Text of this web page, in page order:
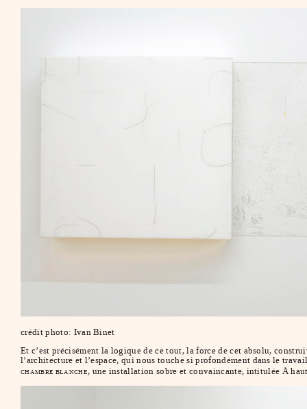
crédit photo: Ivan Binet
Et c’est précisément la logique de ce tout, la force de cet absolu,
l’architecture et l’espace, qui nous touche si profondément dans le
CHAMBRE BLANCHE, une installation sobre et convaincante, intitulée À